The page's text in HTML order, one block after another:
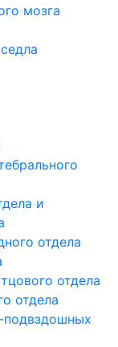
мозга
и
отдела
отдела
отдела